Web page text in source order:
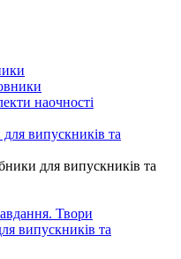
наочності
випускників та
для випускників та
Твори
випускників та